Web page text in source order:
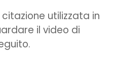
utilizzata in
il video di